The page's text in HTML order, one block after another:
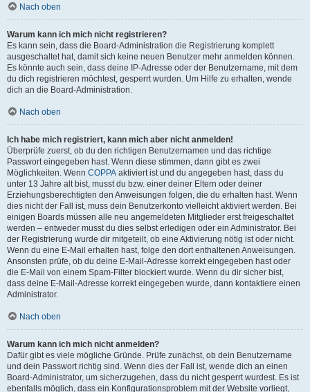
Nach oben
Warum kann ich mich nicht registrieren?
Es kann sein, dass die Board-Administration die Registrierung komplett
ausgeschaltet hat, damit sich keine neuen Benutzer mehr anmelden können.
Es könnte auch sein, dass deine IP-Adresse oder der Benutzername, mit dem
du dich registrieren möchtest, gesperrt wurden. Um Hilfe zu erhalten, wende
dich an die Board-Administration.
Nach oben
Ich habe mich registriert, kann mich aber nicht anmelden!
Überprüfe zuerst, ob du den richtigen Benutzernamen und das richtige
Passwort eingegeben hast. Wenn diese stimmen, dann gibt es zwei
Möglichkeiten. Wenn COPPA aktiviert ist und du angegeben hast, dass du
unter 13 Jahre alt bist, musst du bzw. einer deiner Eltern oder deiner
Erziehungsberechtigten den Anweisungen folgen, die du erhalten hast. Wenn
dies nicht der Fall ist, muss dein Benutzerkonto vielleicht aktiviert werden. Bei
einigen Boards müssen alle neu angemeldeten Mitglieder erst freigeschaltet
werden – entweder musst du dies selbst erledigen oder ein Administrator. Bei
der Registrierung wurde dir mitgeteilt, ob eine Aktivierung nötig ist oder nicht.
Wenn du eine E-Mail erhalten hast, folge den dort enthaltenen Anweisungen.
Ansonsten prüfe, ob du deine E-Mail-Adresse korrekt eingegeben hast oder
die E-Mail von einem Spam-Filter blockiert wurde. Wenn du dir sicher bist,
dass deine E-Mail-Adresse korrekt eingegeben wurde, dann kontaktiere einen
Administrator.
Nach oben
Warum kann ich mich nicht anmelden?
Dafür gibt es viele mögliche Gründe. Prüfe zunächst, ob dein Benutzername
und dein Passwort richtig sind. Wenn dies der Fall ist, wende dich an einen
Board-Administrator, um sicherzugehen, dass du nicht gesperrt wurdest. Es ist
ebenfalls möglich, dass ein Konfigurationsproblem mit der Website vorliegt,